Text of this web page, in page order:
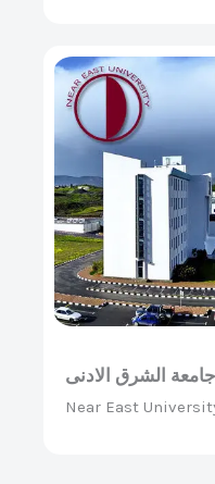
جامعة الشرق الادنى
Near East